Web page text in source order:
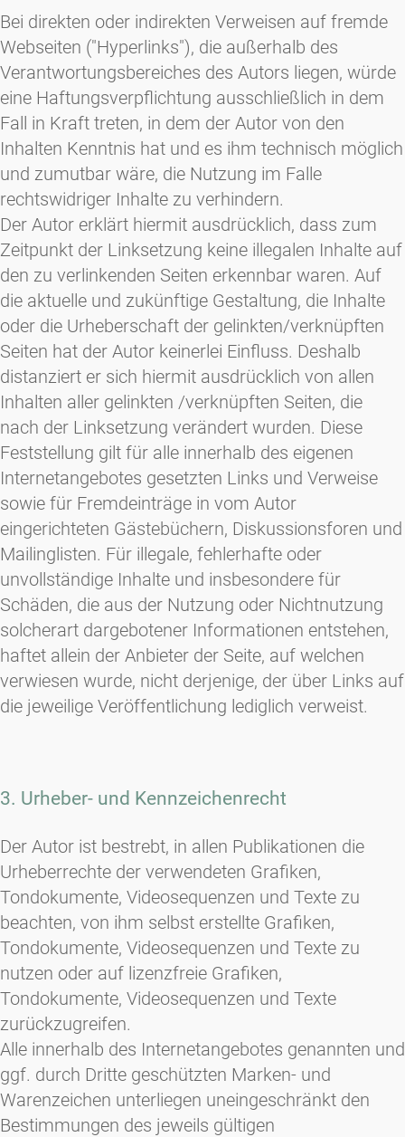
Bei direkten oder indirekten Verweisen auf fremde
Webseiten ("Hyperlinks"), die außerhalb des
Verantwortungsbereiches des Autors liegen, würde
eine Haftungsverpflichtung ausschließlich in dem
Fall in Kraft treten, in dem der Autor von den
Inhalten Kenntnis hat und es ihm technisch möglich
und zumutbar wäre, die Nutzung im Falle
rechtswidriger Inhalte zu verhindern.
Der Autor erklärt hiermit ausdrücklich, dass zum
Zeitpunkt der Linksetzung keine illegalen Inhalte auf
den zu verlinkenden Seiten erkennbar waren. Auf
die aktuelle und zukünftige Gestaltung, die Inhalte
oder die Urheberschaft der gelinkten/verknüpften
Seiten hat der Autor keinerlei Einfluss. Deshalb
distanziert er sich hiermit ausdrücklich von allen
Inhalten aller gelinkten /verknüpften Seiten, die
nach der Linksetzung verändert wurden. Diese
Feststellung gilt für alle innerhalb des eigenen
Internetangebotes gesetzten Links und Verweise
sowie für Fremdeinträge in vom Autor
eingerichteten Gästebüchern, Diskussionsforen und
Mailinglisten. Für illegale, fehlerhafte oder
unvollständige Inhalte und insbesondere für
Schäden, die aus der Nutzung oder Nichtnutzung
solcherart dargebotener Informationen entstehen,
haftet allein der Anbieter der Seite, auf welchen
verwiesen wurde, nicht derjenige, der über Links auf
die jeweilige Veröffentlichung lediglich verweist.
3. Urheber- und Kennzeichenrecht
Der Autor ist bestrebt, in allen Publikationen die
Urheberrechte der verwendeten Grafiken,
Tondokumente, Videosequenzen und Texte zu
beachten, von ihm selbst erstellte Grafiken,
Tondokumente, Videosequenzen und Texte zu
nutzen oder auf lizenzfreie Grafiken,
Tondokumente, Videosequenzen und Texte
zurückzugreifen.
Alle innerhalb des Internetangebotes genannten und
ggf. durch Dritte geschützten Marken- und
Warenzeichen unterliegen uneingeschränkt den
Bestimmungen des jeweils gültigen